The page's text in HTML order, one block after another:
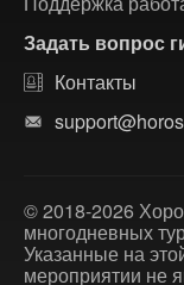
Задать вопрос
Контакты
© 2018-2026
многодневных
Указанные на
мероприятии не